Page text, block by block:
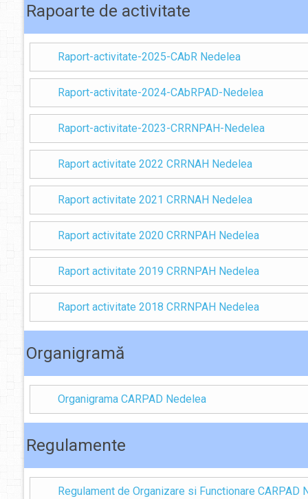
Rapoarte de activitate
Raport-activitate-2025-CAbR Nedelea
Raport-activitate-2024-CAbRPAD-Nedelea
Raport-activitate-2023-CRRNPAH-Nedelea
Raport activitate 2022 CRRNAH Nedelea
Raport activitate 2021 CRRNAH Nedelea
Raport activitate 2020 CRRNPAH Nedelea
Raport activitate 2019 CRRNPAH Nedelea
Raport activitate 2018 CRRNPAH Nedelea
Organigramă
Organigrama CARPAD Nedelea
Regulamente
Regulament de Organizare si Functionare CARPAD